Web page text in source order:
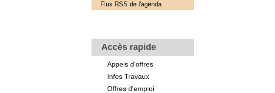
Flux RSS de l'agenda
Accès rapide
Appels d'offres
Infos Travaux
Offres d'emploi